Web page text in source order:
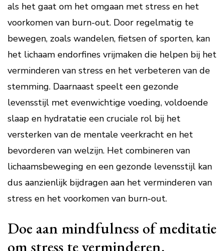
als het gaat om het omgaan met stress en het
voorkomen van burn-out. Door regelmatig te
bewegen, zoals wandelen, fietsen of sporten, kan
het lichaam endorfines vrijmaken die helpen bij het
verminderen van stress en het verbeteren van de
stemming. Daarnaast speelt een gezonde
levensstijl met evenwichtige voeding, voldoende
slaap en hydratatie een cruciale rol bij het
versterken van de mentale veerkracht en het
bevorderen van welzijn. Het combineren van
lichaamsbeweging en een gezonde levensstijl kan
dus aanzienlijk bijdragen aan het verminderen van
stress en het voorkomen van burn-out.
Doe aan mindfulness of meditatie
om stress te verminderen.